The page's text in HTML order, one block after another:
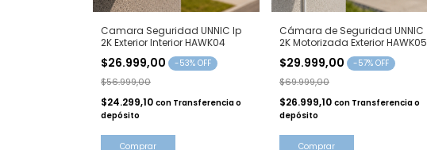
Camara Seguridad UNNIC Ip
2K Exterior Interior HAWK04
$26.999,00 -53% OFF
$56.999,00
$24.299,10 con Transferencia o
depósito
Comprar
Cámara de Seguridad UNNIC
2K Motorizada Exterior HAWK05
$29.999,00 -57% OFF
$69.999,00
$26.999,10 con Transferencia o
depósito